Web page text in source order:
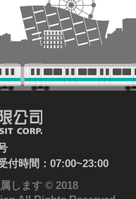
付時間：07:00~23:00
します © 2018